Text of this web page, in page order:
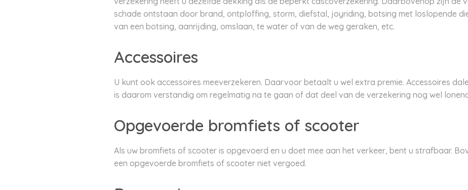
schade ontstaan door brand, ontploffing, storm, diefstal, joyriding, botsing met loslopende
van een botsing, aanrijding, omslaan, te water of van de weg geraken, etc.
Accessoires
U kunt ook accessoires meeverzekeren. Daarvoor betaalt u wel extra premie. Accessoires
is daarom verstandig om regelmatig na te gaan of dat deel van de verzekering nog wel
Opgevoerde bromfiets of scooter
Als uw bromfiets of scooter is opgevoerd en u doet mee aan het verkeer, bent u strafbaar.
een opgevoerde bromfiets of scooter niet vergoed.